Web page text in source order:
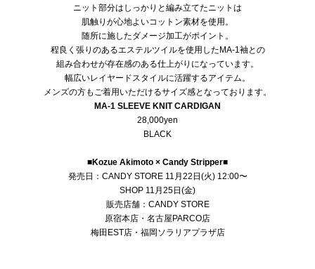
ニット部分はしっかりと編み立てたニットは
肌触りが心地よいコットン素材を使用。
随所に施したダメージ加工がポイント。
程良く張りのあるエステルツイルを使用したMA-1袖との
組み合わせが存在感のある仕上がりになっています。
幅広いレイヤードスタイルに活躍するアイテム。
メンズの方もご着用いただけるサイズ感となっております。
MA-1 SLEEVE KNIT CARDIGAN
28,000yen
BLACK
■Kozue Akimoto × Candy Stripper■
発売日： CANDY STORE11月22日(火) 12:00〜
SHOP 11月25日(金)
販売店舗： CANDY STORE
原宿本店・名古屋PARCO店
梅田EST店・福岡ソラリアプラザ店